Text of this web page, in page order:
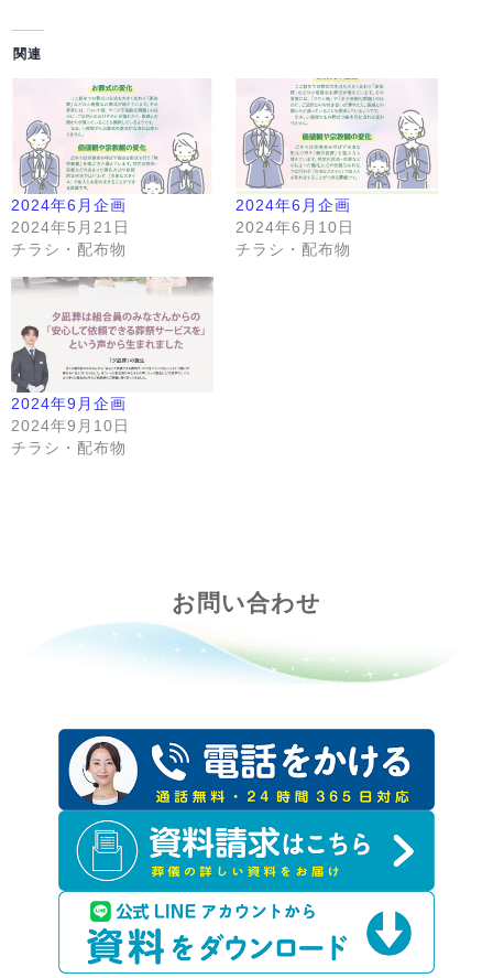
関連
2024年6月企画
2024年5月21日
チラシ・配布物
2024年6月企画
2024年6月10日
チラシ・配布物
2024年9月企画
2024年9月10日
チラシ・配布物
お問い合わせ